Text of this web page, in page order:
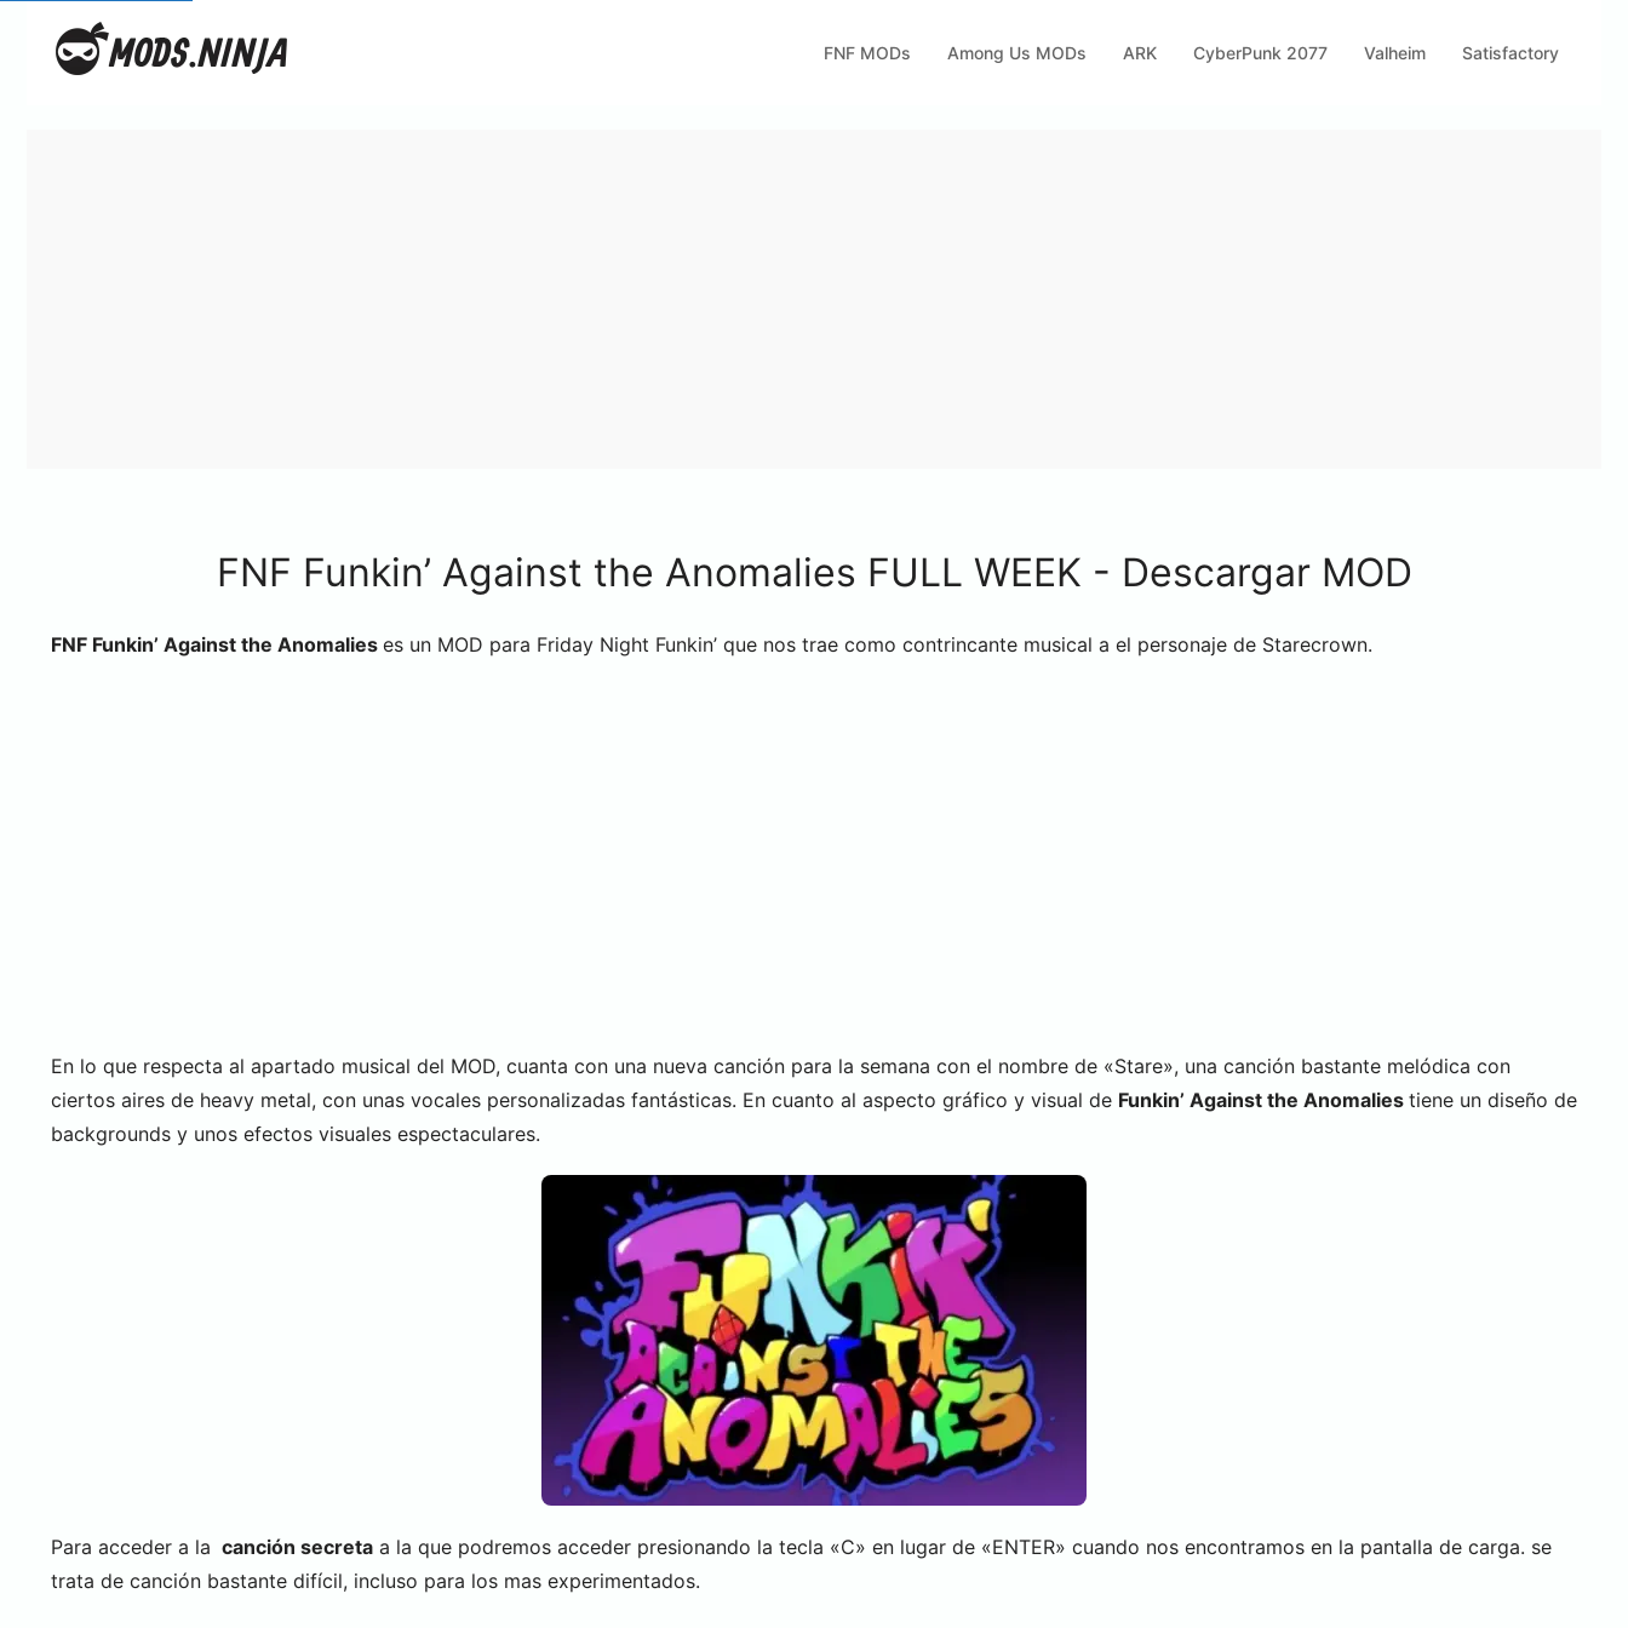
FNF MODs Among Us MODs ARK CyberPunk 2077 Valheim Satisfactory
FNF Funkin’ Against the Anomalies FULL WEEK - Descargar MOD
FNF Funkin’ Against the Anomalies es un MOD para Friday Night Funkin’ que nos trae como contrincante musical a el personaje de Starecrown.
En lo que respecta al apartado musical del MOD, cuanta con una nueva canción para la semana con el nombre de «Stare», una canción bastante melódica con
ciertos aires de heavy metal, con unas vocales personalizadas fantásticas. En cuanto al aspecto gráfico y visual de Funkin’ Against the Anomalies tiene un diseño de
backgrounds y unos efectos visuales espectaculares.
Para acceder a la canción secreta a la que podremos acceder presionando la tecla «C» en lugar de «ENTER» cuando nos encontramos en la pantalla de carga. se
trata de canción bastante difícil, incluso para los mas experimentados.